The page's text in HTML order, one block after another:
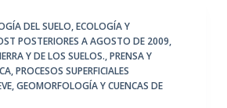
DEL SUELO,ECOLOGÍA Y
POSTERIORES A AGOSTO DE 2009,
Y DE LOS SUELOS.,PRENSA Y
,PROCESOS SUPERFICIALES
GEOMORFOLOGÍA Y CUENCAS DE